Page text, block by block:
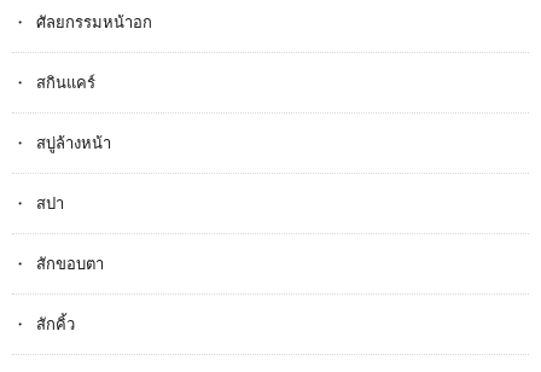
ศัลยกรรมหน้าอก
สกินแคร์
สบู่ล้างหน้า
สปา
สักขอบตา
สักคิ้ว